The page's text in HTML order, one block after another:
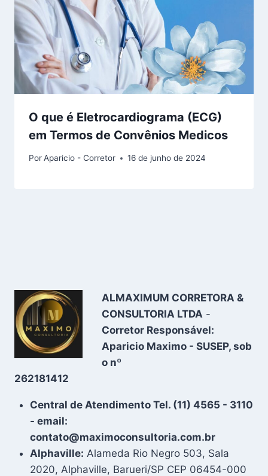
O que é Eletrocardiograma (ECG)
em Termos de Convênios Medicos
PorAparicio - Corretor 16 de junho de 2024
ALMAXIMUM CORRETORA &
CONSULTORIA LTDA -
Corretor Responsável:
Aparicio Maximo - SUSEP, sob
o nº
262181412
Central de Atendimento Tel. (11) 4565 - 3110
- email:
contato@maximoconsultoria.com.br
Alphaville: Alameda Rio Negro 503, Sala
2020, Alphaville, Barueri/SP CEP 06454-000